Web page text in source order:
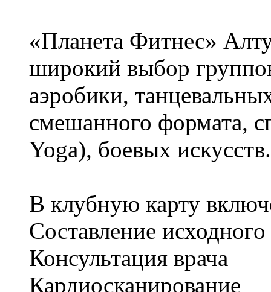
«Планета Фитнес»
широкий выбор
аэробики,
смешанного формата,
Yoga), боевых искусств.
В клубную карту
Составление
Консультация врача
Кардиосканирование